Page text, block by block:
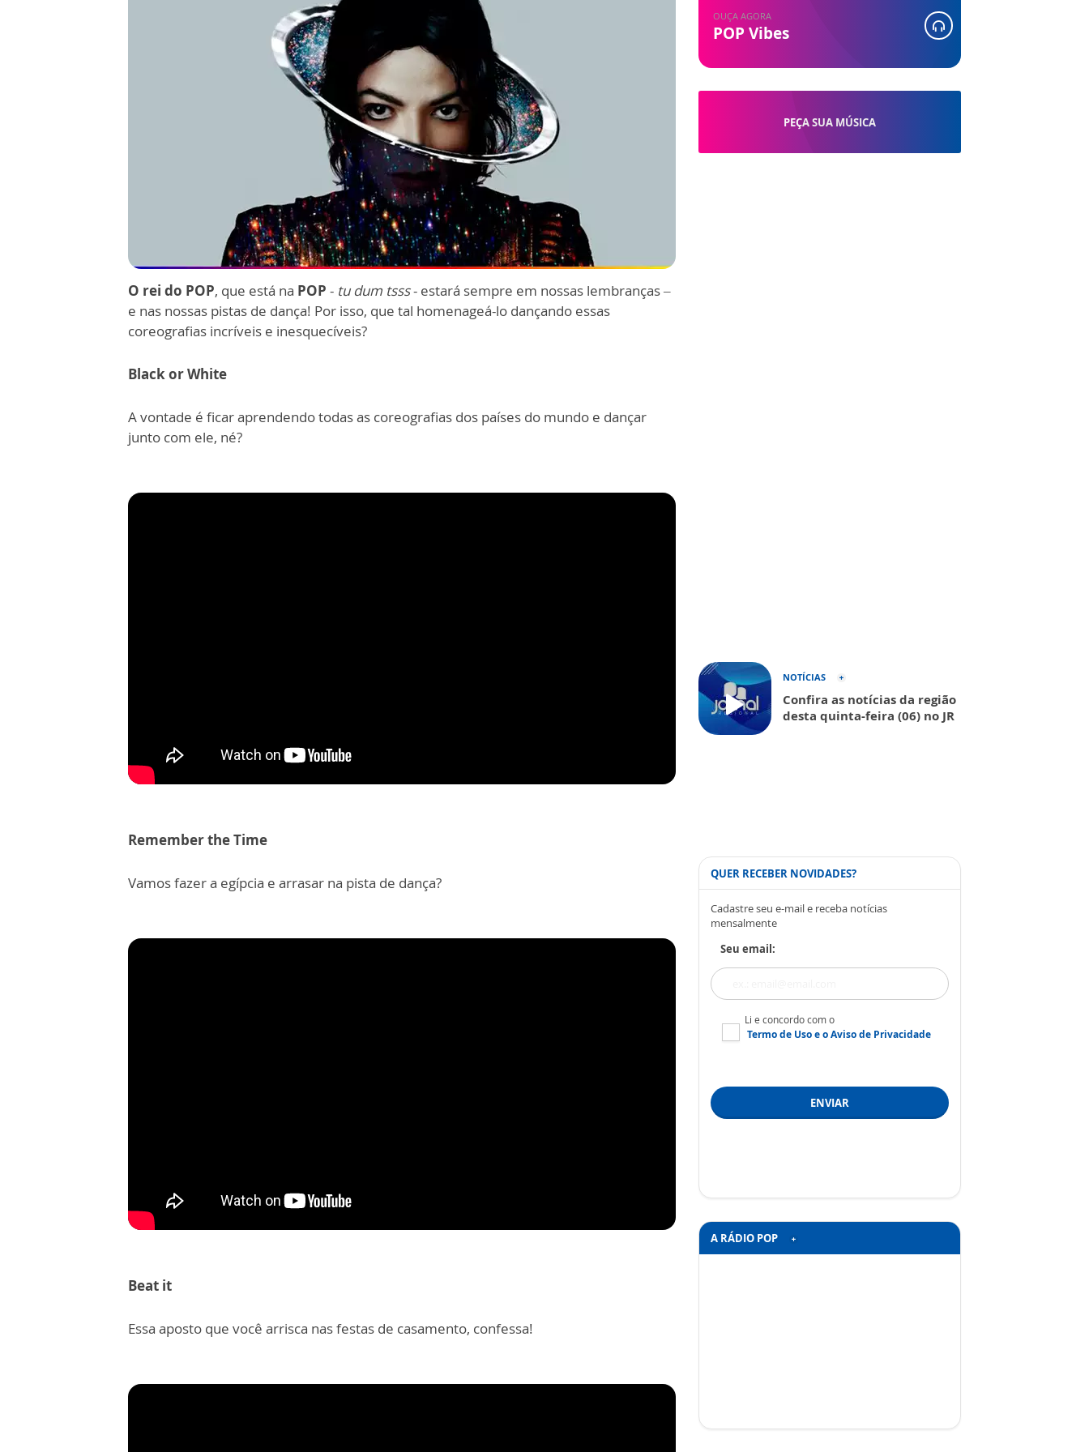
O rei do POP, que está na POP - tu dum tsss- estará sempre em nossas lembranças –
e nas nossas pistas de dança! Por isso, que tal homenageá-lo dançando essas
coreografias incríveis e inesquecíveis?
Black or White
A vontade é ficar aprendendo todas as coreografias dos países do mundo e dançar
junto com ele, né?
Remember the Time
Vamos fazer a egípcia e arrasar na pista de dança?
Beat it
Essa aposto que você arrisca nas festas de casamento, confessa!
PEÇA SUA MÚSICA
OUÇA AGORA
POP Vibes
NOTÍCIAS
Confira as notícias da região
desta quinta-feira (06) no JR
QUER RECEBER NOVIDADES?
Cadastre seu e-mail e receba notícias
mensalmente
Seu email:
Li e concordo com o
Termo de Usoe oAviso de Privacidade
ENVIAR
A RÁDIO POP